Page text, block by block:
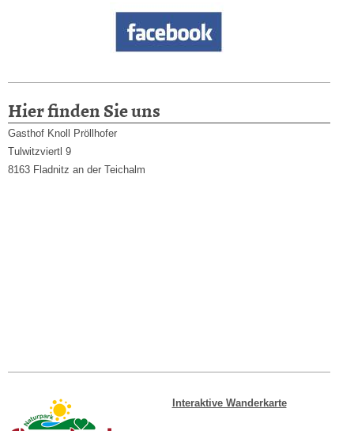
Hier finden Sie uns
Gasthof Knoll Pröllhofer
Tulwitzviertl 9
8163 Fladnitz an der Teichalm
Interaktive Wanderkarte